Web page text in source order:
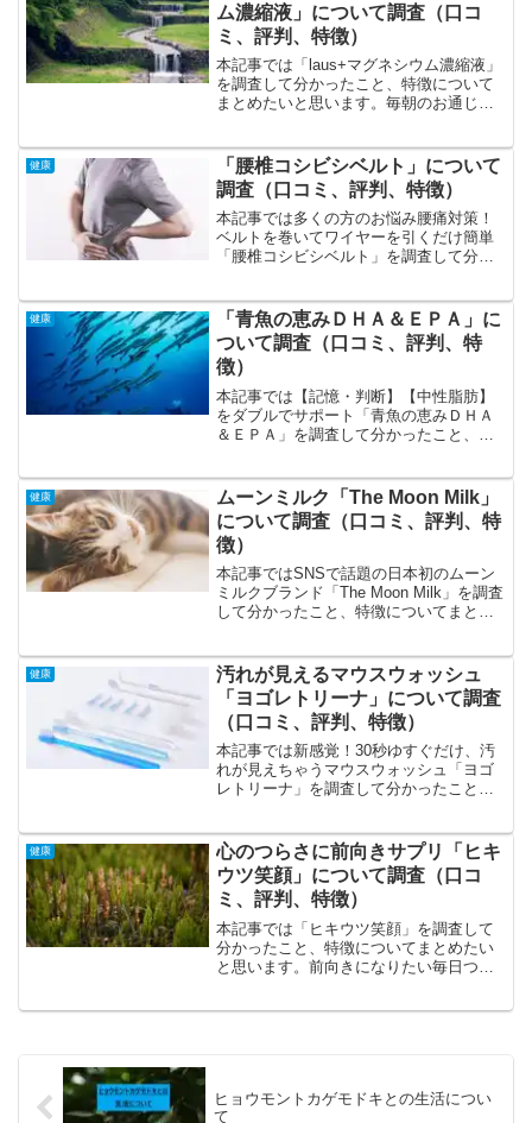
ム濃縮液」について調査（口コ
ミ、評判、特徴）
本記事では「laus+マグネシウム濃縮液」
を調査して分かったこと、特徴について
まとめたいと思います。毎朝のお通じ
ねるにつれ身体の動きが気になってきた
といった方から注目を...
健康
「腰椎コシビシベルト」について
調査（口コミ、評判、特徴）
本記事では多くの方のお悩み腰痛対策！
ベルトを巻いてワイヤーを引くだけ簡単
「腰椎コシビシベルト」を調査して分か
徴、特色の特徴は蒸れにくい構造、ぴっ
たりとフィット、「FDAア...
健康
「青魚の恵みＤＨＡ＆ＥＰＡ」に
ついて調査（口コミ、評判、特
徴）
本記事では【記憶・判断】【中性脂肪】
をダブルでサポート「青魚の恵みＤＨＡ
＆ＥＰＡ」を調査して分かったこと、特
の特徴はオメガ3系脂肪酸（DHAとEPA)
が520mg、2つ...
健康
ムーンミルク「The Moon Milk」
について調査（口コミ、評判、特
徴）
本記事ではSNSで話題の日本初のムーン
ミルクブランド「The Moon Milk」を調査
して分かったこと、特徴についてまとめ
覚めてしまう子育てされていて睡眠時間
が取れな...
健康
汚れが見えるマウスウォッシュ
「ヨゴレトリーナ」について調査
（口コミ、評判、特徴）
本記事では新感覚！30秒ゆすぐだけ、汚
れが見えちゃうマウスウォッシュ「ヨゴ
レトリーナ」を調査して分かったこと、
は臭いの元を目に見える形で排出、歯ブ
ラシでは届かない細部へし...
健康
心のつらさに前向きサプリ「ヒキ
ウツ笑顔」について調査（口コ
ミ、評判、特徴）
本記事では「ヒキウツ笑顔」を調査して
分かったこと、特徴についてまとめたい
と思います。前向きになりたい毎日つら
ヒョウモントカゲモドキとの生活につい
て